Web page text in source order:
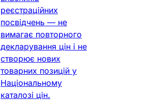
реєстраційних
посвідчень — не
вимагає повторного
декларування цін і не
створює нових
товарних позицій у
Національному
каталозі цін.